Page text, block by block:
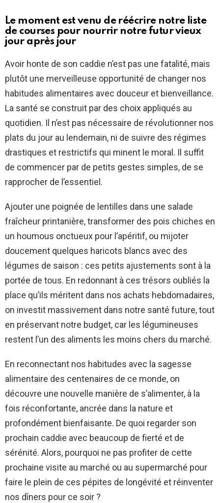
Le moment est venu de réécrire notre liste
de courses pour nourrir notre futur vieux
jour après jour
Avoir honte de son caddie n’est pas une fatalité, mais
plutôt une merveilleuse opportunité de changer nos
habitudes alimentaires avec douceur et bienveillance.
La santé se construit par des choix appliqués au
quotidien. Il n’est pas nécessaire de révolutionner nos
plats du jour au lendemain, ni de suivre des régimes
drastiques et restrictifs qui minent le moral. Il suffit
de commencer par de petits gestes simples, de se
rapprocher de l’essentiel.
Ajouter une poignée de lentilles dans une salade
fraîcheur printanière, transformer des pois chiches en
un houmous onctueux pour l’apéritif, ou mijoter
doucement quelques haricots blancs avec des
légumes de saison : ces petits ajustements sont à la
portée de tous. En redonnant à ces trésors oubliés la
place qu’ils méritent dans nos achats hebdomadaires,
on investit massivement dans notre santé future, tout
en préservant notre budget, car les légumineuses
restent l’un des aliments les moins chers du marché.
En reconnectant nos habitudes avec la sagesse
alimentaire des centenaires de ce monde, on
découvre une nouvelle manière de s’alimenter, à la
fois réconfortante, ancrée dans la nature et
profondément bienfaisante. De quoi regarder son
prochain caddie avec beaucoup de fierté et de
sérénité. Alors, pourquoi ne pas profiter de cette
prochaine visite au marché ou au supermarché pour
faire le plein de ces pépites de longévité et réinventer
nos dîners pour ce soir ?